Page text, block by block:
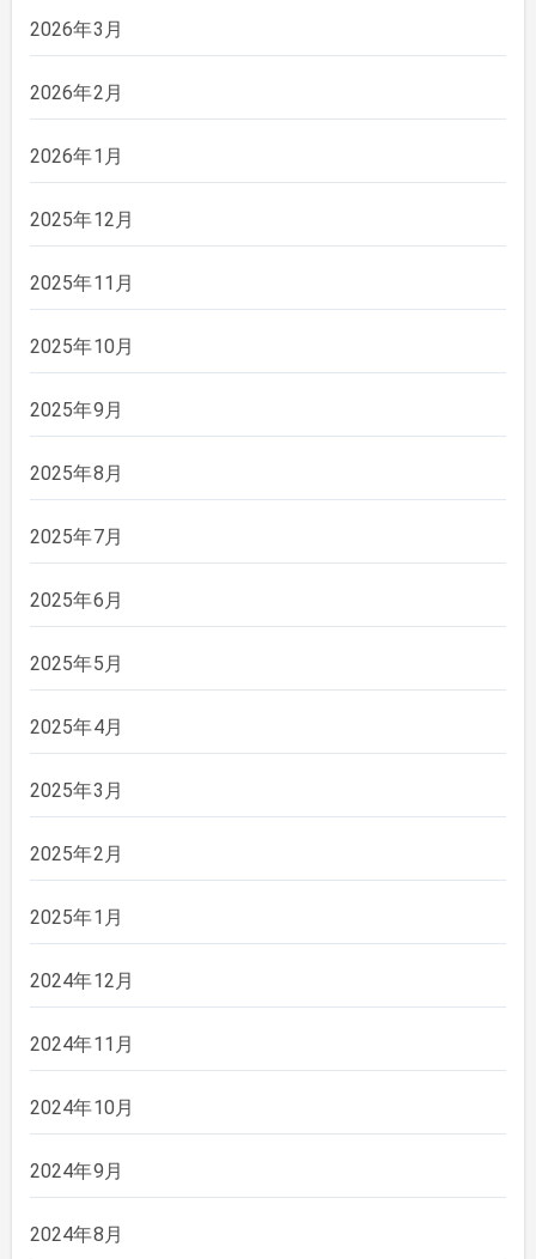
2026年3月
2026年2月
2026年1月
2025年12月
2025年11月
2025年10月
2025年9月
2025年8月
2025年7月
2025年6月
2025年5月
2025年4月
2025年3月
2025年2月
2025年1月
2024年12月
2024年11月
2024年10月
2024年9月
2024年8月